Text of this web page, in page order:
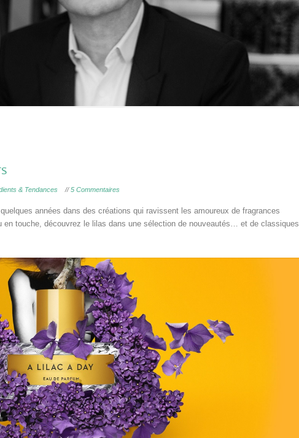
& Tendances //5 Commentaires
années dans des créations qui ravissent les amoureux de fragrances
en touche, découvrez le lilas dans une sélection de nouveautés… et de classiques